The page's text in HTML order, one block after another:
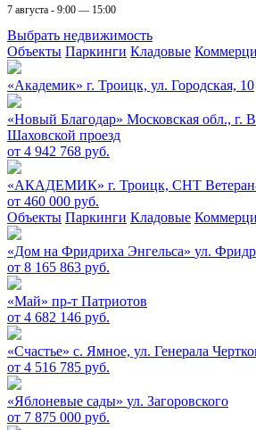
7 августа - 9:00 — 15:00
Выбрать недвижимость
Объекты Паркинги Кладовые
«Академик» г. Троицк, ул. Городская, 10
«Новый Благодар» Московская обл., г.
Шаховской проезд
от 4 942 768 руб.
«АКАДЕМИК» г. Троицк, СНТ
от 460 000 руб.
Объекты Паркинги Кладовые
«Дом на Фридриха Энгельса» ул.
от 8 165 863 руб.
«Май» пр-т Патриотов
от 4 682 146 руб.
«Счастье» c. Ямное, ул. Генерала
от 4 516 785 руб.
«Яблоневые сады» ул. Загоровского
от 7 875 000 руб.